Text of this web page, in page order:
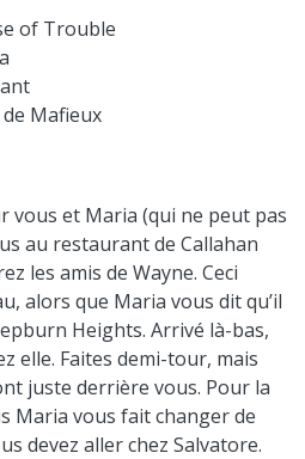
of Trouble
Mafieux
vous et Maria (qui ne peut pas
au restaurant de Callahan
les amis de Wayne. Ceci
alors que Maria vous dit qu’il
Heights. Arrivé là-bas,
elle. Faites demi-tour, mais
juste derrière vous. Pour la
Maria vous fait changer de
devez aller chez Salvatore.